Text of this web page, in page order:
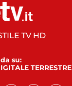
TV HD
su:
TERRESTRE